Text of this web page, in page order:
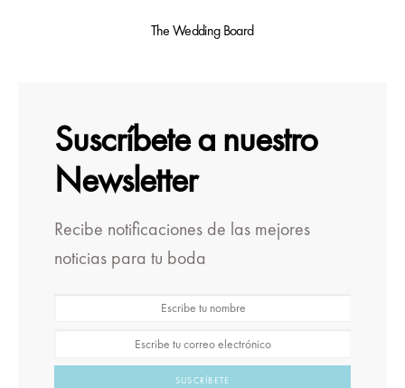
The Wedding Board
Suscríbete a nuestro
Newsletter
Recibe notificaciones de las mejores
noticias para tu boda
SUSCRÍBETE